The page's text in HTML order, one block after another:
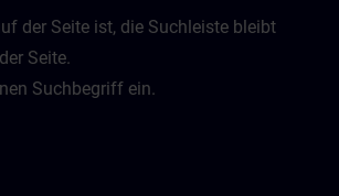
der Seite ist, die Suchleiste bleibt
Seite.
Suchbegriff ein.